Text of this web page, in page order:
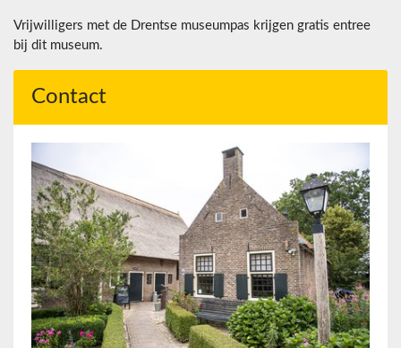
Vrijwilligers met de Drentse museumpas krijgen gratis entree
bij dit museum.
Contact